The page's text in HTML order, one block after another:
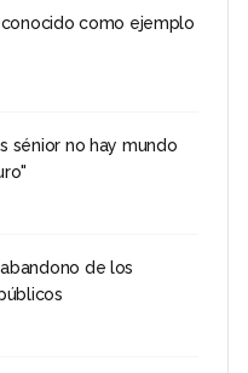
como ejemplo
sénior no hay mundo
de los